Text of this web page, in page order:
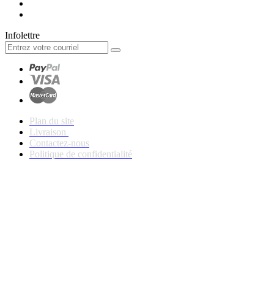
Infolettre
Plan du site
Livraison
Contactez-nous
Politique de confidentialité